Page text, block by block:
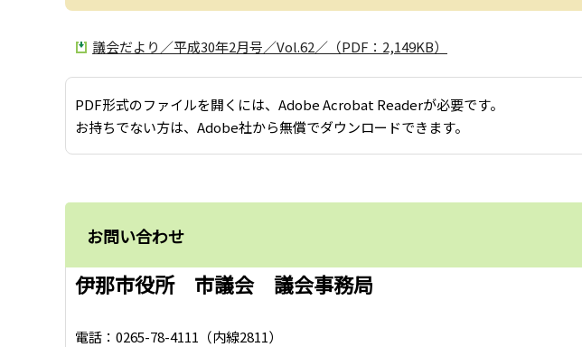
議会だより／平成30年2月号／Vol.62／（PDF：2,149KB）
PDF形式のファイルを開くには、Adobe Acrobat Readerが必要です。
お持ちでない方は、Adobe社から無償でダウンロードできます。
お問い合わせ
伊那市役所 市議会 議会事務局
電話：0265-78-4111（内線2811）